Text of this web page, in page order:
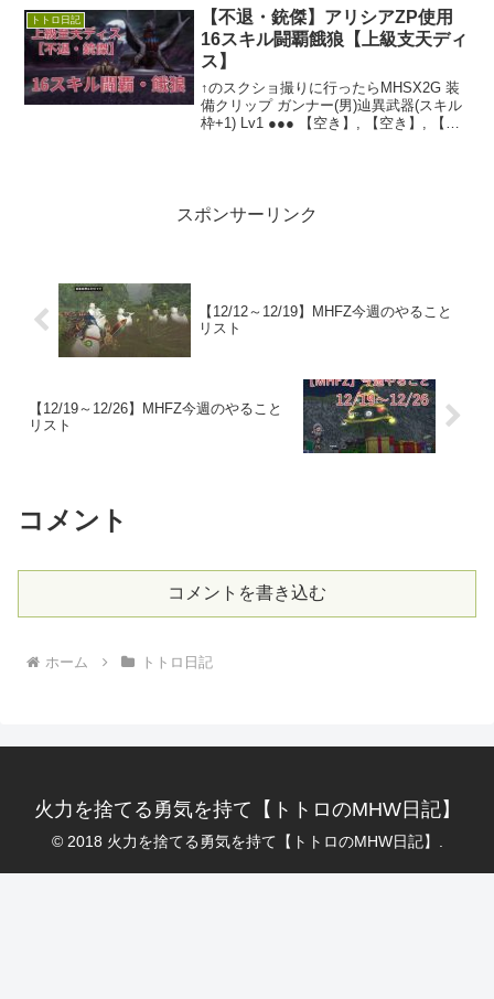
質な芸術をあなたに。腹筋が捻じ切れま
した。今日は新春初笑いと...
トトロ日記
【不退・銃傑】アリシアZP使用
16スキル闘覇餓狼【上級支天ディ
ス】
↑のスクショ撮りに行ったらMHSX2G 装
備クリップ ガンナー(男)辿異武器(スキル
枠+1) Lv1 ●●● 【空き】, 【空き】, 【空
スポンサーリンク
【12/12～12/19】MHFZ今週のやること
リスト
【12/19～12/26】MHFZ今週のやること
リスト
コメント
コメントを書き込む
ホーム トトロ日記
火力を捨てる勇気を持て【トトロのMHW日記】
© 2018 火力を捨てる勇気を持て【トトロのMHW日記】.